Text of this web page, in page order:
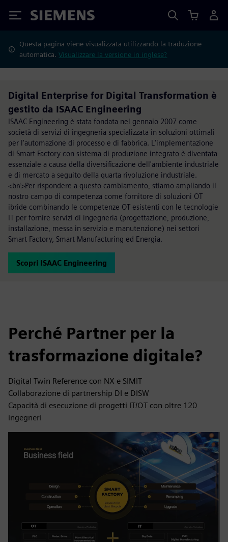
Siemens
Questa pagina viene visualizzata utilizzando la traduzione
automatica.Visualizzare la versione in inglese?
Digital Enterprise for Digital Transformation è
gestito da ISAAC Engineering
ISAAC Engineering è stata fondata nel gennaio 2007 come
società di servizi di ingegneria specializzata in soluzioni ottimali
per l'automazione di processo e di fabbrica. L'implementazione
di Smart Factory con sistema di produzione integrato è diventata
essenziale a causa della diversificazione dell'ambiente industriale
e di mercato a seguito della quarta rivoluzione industriale.
<br/>Per rispondere a questo cambiamento, stiamo ampliando il
nostro campo di competenza come fornitore di soluzioni OT
ibride combinando le competenze OT esistenti con le tecnologie
IT per fornire servizi di ingegneria (progettazione, produzione,
installazione, messa in servizio e manutenzione) nei settori
Smart Factory, Smart Manufacturing ed Energia.
Scopri ISAAC Engineering
Perché Partner per la
trasformazione digitale?
Digital Twin Reference con NX e SIMIT
Collaborazione di partnership DI e DISW
Capacità di esecuzione di progetti IT/OT con oltre 120
ingegneri